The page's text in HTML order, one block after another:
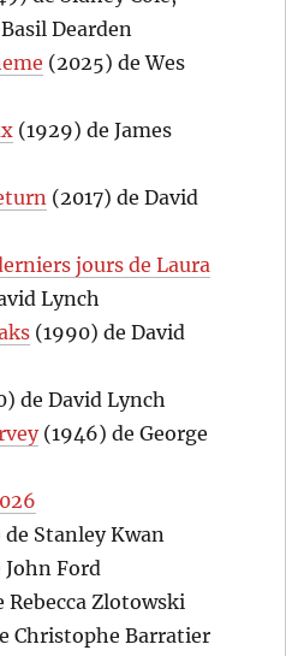
Dearden
(2025) de Wes
(1929) de James
(2017) de David
jours de Laura
Lynch
(1990) de David
de David Lynch
(1946) de George
de Stanley Kwan
John Ford
Rebecca Zlotowski
Christophe Barratier